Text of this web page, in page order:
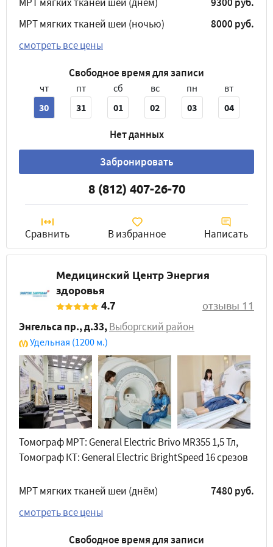
МРТ мягких тканей шеи (ночью)
8000 руб.
смотреть все цены
Свободное время для записи
чт
30
пт
31
сб
01
вс
02
пн
03
вт
04
Нет данных
Забронировать
8 (812) 407-26-70
Сравнить В избранное Написать
Медицинский Центр Энергия
здоровья
4.7
отзывы 11
Энгельса пр., д.33,Выборгский район
Удельная (1200 м.)
Томограф МРТ: General Electric Brivo MR355 1,5 Тл,
Томограф КТ: General Electric BrightSpeed 16 срезов
МРТ мягких тканей шеи (днём)
7480 руб.
смотреть все цены
Свободное время для записи